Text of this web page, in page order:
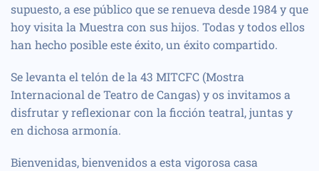
supuesto, a ese público que se renueva desde 1984 y que
hoy visita la Muestra con sus hijos. Todas y todos ellos
han hecho posible este éxito, un éxito compartido.
Se levanta el telón de la 43 MITCFC (Mostra
Internacional de Teatro de Cangas) y os invitamos a
disfrutar y reflexionar con la ficción teatral, juntas y
en dichosa armonía.
Bienvenidas, bienvenidos a esta vigorosa casa